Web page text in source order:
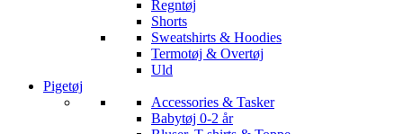
Regntøj
Shorts
Sweatshirts & Hoodies
Termotøj & Overtøj
Uld
Pigetøj
Accessories & Tasker
Babytøj 0-2 år